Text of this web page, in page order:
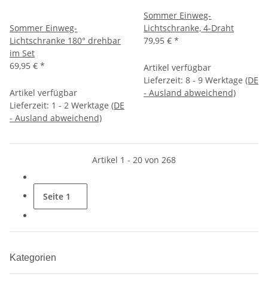
Sommer Einweg-
Lichtschranke 180° drehbar
im Set
69,95 € *
Artikel verfügbar
Lieferzeit: 1 - 2 Werktage (DE
- Ausland abweichend)
Sommer Einweg-
Lichtschranke, 4-Draht
79,95 € *
Artikel verfügbar
Lieferzeit: 8 - 9 Werktage (DE
- Ausland abweichend)
Artikel 1 - 20 von 268
Seite 1
Kategorien